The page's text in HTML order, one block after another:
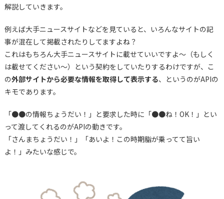
解説していきます。
例えば大手ニュースサイトなどを見ていると、いろんなサイトの記
事が混在して掲載されたりしてますよね？
これはもちろん大手ニュースサイトに載せていいですよ～（もしく
は載せてください～）という契約をしていたりするわけですが、こ
の外部サイトから必要な情報を取得して表示する、というのがAPIの
キモであります。
「●●の情報ちょうだい！」と要求した時に「●●ね！OK！」とい
って渡してくれるのがAPIの動きです。
「さんまちょうだい！」「あいよ！この時期脂が乗ってて旨い
よ！」みたいな感じで。